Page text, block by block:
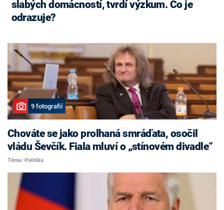
slabých domácností, tvrdí výzkum. Co je
odrazuje?
9 fotografií
Chováte se jako prolhaná smráďata, osočil
vládu Ševčík. Fiala mluví o „stínovém divadle“
Téma: Politika